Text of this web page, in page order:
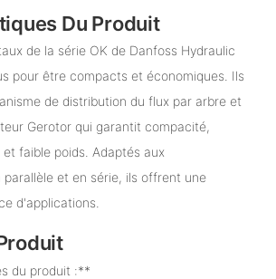
Du Produit
de la série OK de Danfoss Hydraulic
pour être compacts et économiques. Ils
de distribution du flux par arbre et
Gerotor qui garantit compacité,
faible poids. Adaptés aux
et en série, ils offrent une
d'applications.
du produit :**